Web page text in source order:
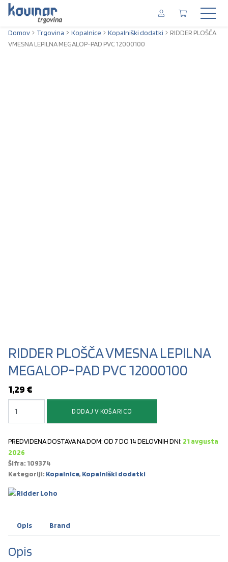
Domov Trgovina Kopalnice Kopalniški dodatki
RIDDER PLOŠČA
VMESNA LEPILNA MEGALOP-PAD PVC 12000100
RIDDER PLOŠČA VMESNA LEPILNA
MEGALOP-PAD PVC 12000100
1,29 €
DODAJ V KOŠARICO
PREDVIDENA DOSTAVA NA DOM: OD 7 DO 14 DELOVNIH DNI: 21 avgusta
2026
Šifra: 109374
Kategoriji: Kopalnice, Kopalniški dodatki
Opis Brand
Opis